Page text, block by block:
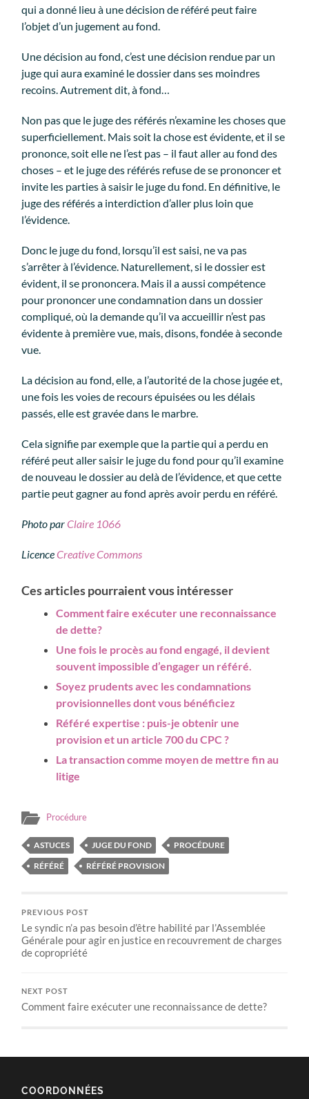
qui a donné lieu à une décision de référé peut faire
l’objet d’un jugement au fond.
Une décision au fond, c’est une décision rendue par un
juge qui aura examiné le dossier dans ses moindres
recoins. Autrement dit, à fond…
Non pas que le juge des référés n’examine les choses que
superficiellement. Mais soit la chose est évidente, et il se
prononce, soit elle ne l’est pas – il faut aller au fond des
choses – et le juge des référés refuse de se prononcer et
invite les parties à saisir le juge du fond. En définitive, le
juge des référés a interdiction d’aller plus loin que
l’évidence.
Donc le juge du fond, lorsqu’il est saisi, ne va pas
s’arrêter à l’évidence. Naturellement, si le dossier est
évident, il se prononcera. Mais il a aussi compétence
pour prononcer une condamnation dans un dossier
compliqué, où la demande qu’il va accueillir n’est pas
évidente à première vue, mais, disons, fondée à seconde
vue.
La décision au fond, elle, a l’autorité de la chose jugée et,
une fois les voies de recours épuisées ou les délais
passés, elle est gravée dans le marbre.
Cela signifie par exemple que la partie qui a perdu en
référé peut aller saisir le juge du fond pour qu’il examine
de nouveau le dossier au delà de l’évidence, et que cette
partie peut gagner au fond après avoir perdu en référé.
Photo parClaire 1066
LicenceCreative Commons
Ces articles pourraient vous intéresser
Comment faire exécuter une reconnaissance
de dette?
Une fois le procès au fond engagé, il devient
souvent impossible d’engager un référé.
Soyez prudents avec les condamnations
provisionnelles dont vous bénéficiez
Référé expertise : puis-je obtenir une
provision et un article 700 du CPC ?
La transaction comme moyen de mettre fin au
litige
Procédure
ASTUCES JUGE DU FOND
PROCÉDURE
RÉFÉRÉ
RÉFÉRÉ PROVISION
PREVIOUS POST
Le syndic n’a pas besoin d’être habilité par l’Assemblée
Générale pour agir en justice en recouvrement de charges
de copropriété
NEXT POST
Comment faire exécuter une reconnaissance de dette?
COORDONNÉES